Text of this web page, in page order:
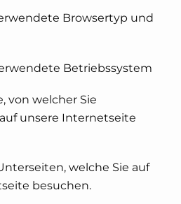
Browsertyp und
Betriebssystem
von welcher Sie
unsere Internetseite
welche Sie auf
besuchen.